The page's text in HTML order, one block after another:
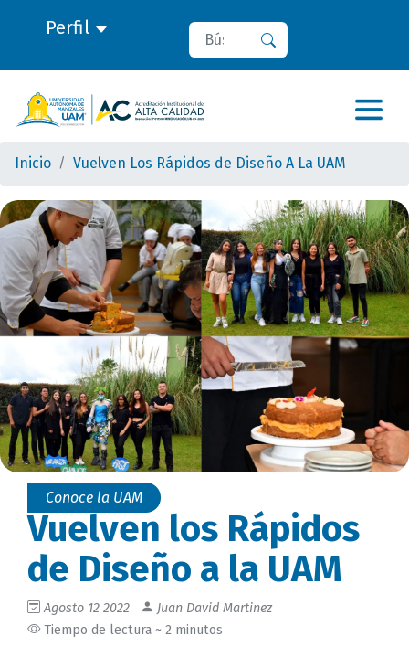
Perfil Buscar
Inicio Vuelven Los Rápidos de Diseño A La UAM
Conoce la UAM
Vuelven los Rápidos
de Diseño a la UAM
Agosto 12 2022
Juan David Martinez
Tiempo de lectura ~ 2 minutos